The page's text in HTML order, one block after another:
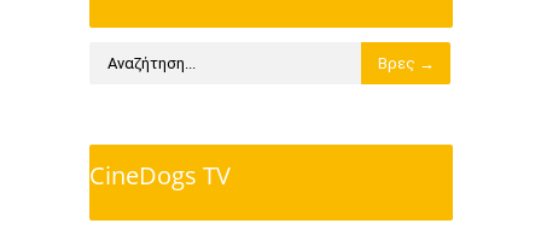
CineDogs TV